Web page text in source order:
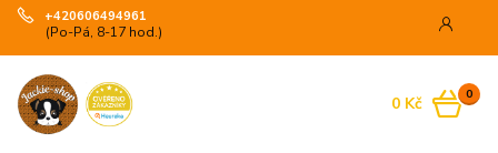
+420606494961
(Po-Pá, 8-17 hod.)
0
0 Kč